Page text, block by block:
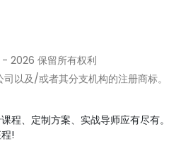
- 2026 保留所有权利
及/或者其分支机构的注册商标。
程、定制方案、实战导师应有尽有。
!